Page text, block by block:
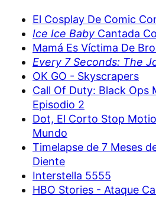
El Cosplay De Comic
Ice Ice Baby Cantada
Mamá Es Víctima De
Every 7 Seconds: The
OK GO - Skyscrapers
Call Of Duty: Black Ops
Episodio 2
Dot, El Corto Stop
Mundo
Timelapse de 7 Meses
Diente
Interstella 5555
HBO Stories - Ataque